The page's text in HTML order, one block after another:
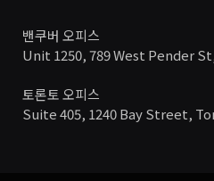
밴쿠버 오피스
Unit 1250, 789 West Pender
토론토 오피스
Suite 405, 1240 Bay Street,